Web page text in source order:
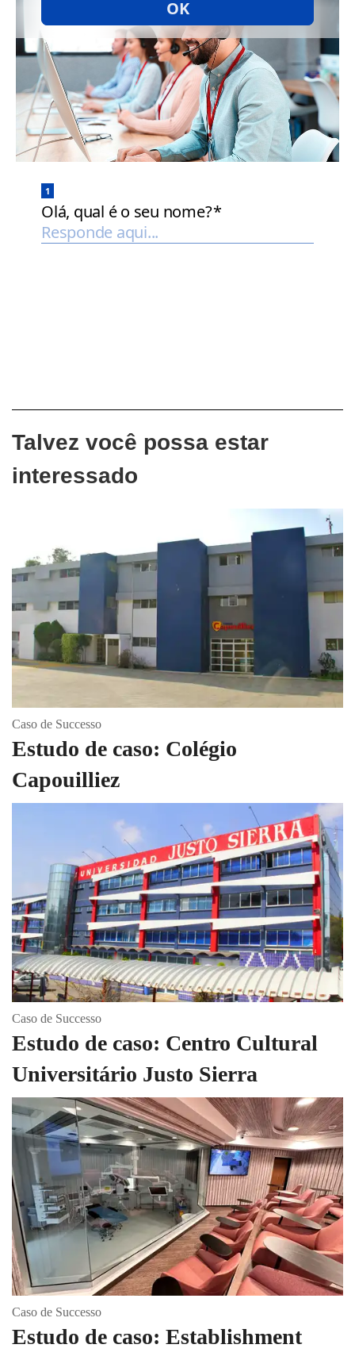
Talvez você possa estar
interessado
Caso de Successo
Estudo de caso: Colégio
Capouilliez
Caso de Successo
Estudo de caso: Centro Cultural
Universitário Justo Sierra
Caso de Successo
Estudo de caso: Establishment